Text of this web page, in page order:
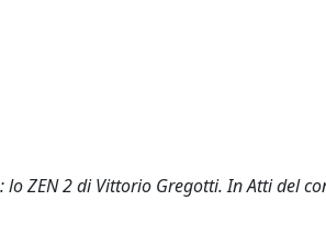
lo ZEN 2 di Vittorio Gregotti. In Atti del